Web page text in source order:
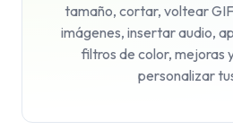
tamaño, cortar, voltear
imágenes, insertar audio,
filtros de color, mejoras
personalizar